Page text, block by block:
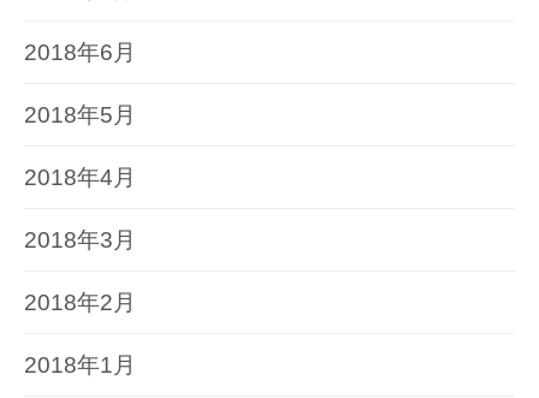
2018年6月
2018年5月
2018年4月
2018年3月
2018年2月
2018年1月